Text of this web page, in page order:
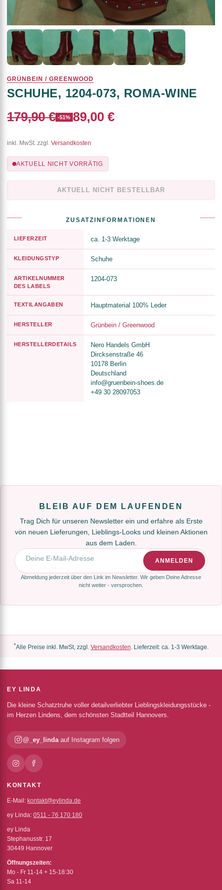
GRÜNBEIN / GREENWOOD
SCHUHE, 1204-073, ROMA-WINE
179,90 € -51% 89,00 €
inkl. MwSt. zzgl. Versandkosten
AKTUELL NICHT VORRÄTIG
AKTUELL NICHT BESTELLBAR
ZUSATZINFORMATIONEN
LIEFERZEIT ca. 1-3 Werktage
KLEIDUNGSTYP Schuhe
ARTIKELNUMMER
DES LABELS
1204-073
TEXTILANGABEN Hauptmaterial 100% Leder
HERSTELLER Grünbein / Greenwood
HERSTELLERDETAILS
Nero Handels GmbH
Dircksenstraße 46
10178 Berlin
Deutschland
info@gruenbein-shoes.de
+49 30 28097053
BLEIB AUF DEM LAUFENDEN
Trag Dich für unseren Newsletter ein und erfahre als Erste
von neuen Lieferungen, Lieblings-Looks und kleinen Aktionen
aus dem Laden.
E-Mail-Adresse
ANMELDEN
Abmeldung jederzeit über den Link im Newsletter. Wir geben Deine Adresse
nicht weiter - versprochen.
*Alle Preise inkl. MwSt, zzgl. Versandkosten. Lieferzeit: ca. 1-3 Werktage.
EY LINDA
Die kleine Schatztruhe voller detailverliebter Lieblingskleidungsstücke -
im Herzen Lindens, dem schönsten Stadtteil Hannovers.
@_ey_linda auf Instagram folgen
KONTAKT
E-Mail: kontakt@eylinda.de
ey Linda: 0511 - 76 170 180
ey Linda
Stephanusstr. 17
30449 Hannover
Öffnungszeiten:
Mo - Fr 11-14 + 15-18:30
Sa 11-14